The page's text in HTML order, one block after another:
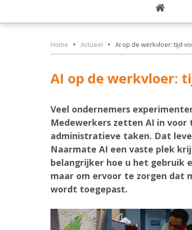
Home Actueel AI op de werkvloer: tijd
AI op de werkvloer:
Veel ondernemers
Medewerkers zetten AI in
administratieve taken. Dat
Naarmate AI een vaste plek
belangrijker hoe u het gebruik
maar om ervoor te zorgen dat
wordt toegepast.